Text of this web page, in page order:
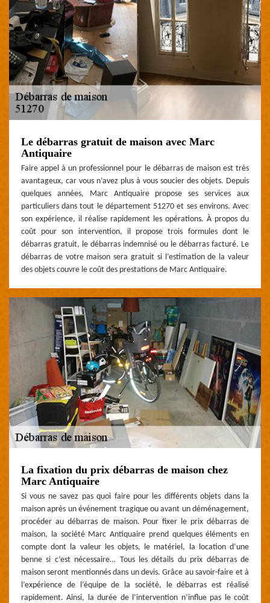
Le débarras gratuit de maison avec Marc
Antiquaire
Faire appel à un professionnel pour le débarras de maison est très
avantageux, car vous n’avez plus à vous soucier des objets. Depuis
quelques années, Marc Antiquaire propose ses services aux
particuliers dans tout le département 51270 et ses environs. Avec
son expérience, il réalise rapidement les opérations. À propos du
coût pour son intervention, il propose trois formules dont le
débarras gratuit, le débarras indemnisé ou le débarras facturé. Le
débarras de votre maison sera gratuit si l’estimation de la valeur
des objets couvre le coût des prestations de Marc Antiquaire.
La fixation du prix débarras de maison chez
Marc Antiquaire
Si vous ne savez pas quoi faire pour les différents objets dans la
maison après un événement tragique ou avant un déménagement,
procéder au débarras de maison. Pour fixer le prix débarras de
maison, la société Marc Antiquaire prend quelques éléments en
compte dont la valeur les objets, le matériel, la location d’une
benne si c’est nécessaire… Tous les détails du prix débarras de
maison seront mentionnés dans un devis. Grâce au savoir-faire et à
l’expérience de l’équipe de la société, le débarras est réalisé
rapidement. Ainsi, la durée de l’intervention n’influe pas le coût